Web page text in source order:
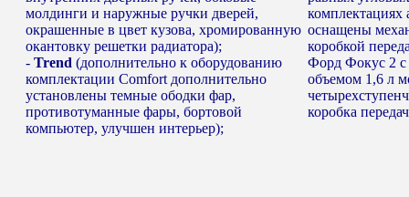
молдинги и наружные ручки дверей,
окрашенные в цвет кузова, хромированную
окантовку решетки радиатора);
- Trend (дополнительно к оборудованию
комплектации Comfort дополнительно
установлены темные ободки фар,
противотуманные фары, бортовой
компьютер, улучшен интерьер);
оснащены
коробкой
Форд Фокус 2 с
объемом 1,6 л
коробка